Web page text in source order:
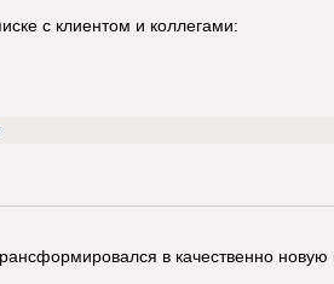
с клиентом и коллегами:
в качественно